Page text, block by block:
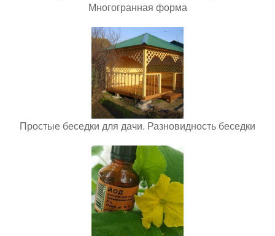
Многогранная форма
Простые беседки для дачи. Разновидность беседки